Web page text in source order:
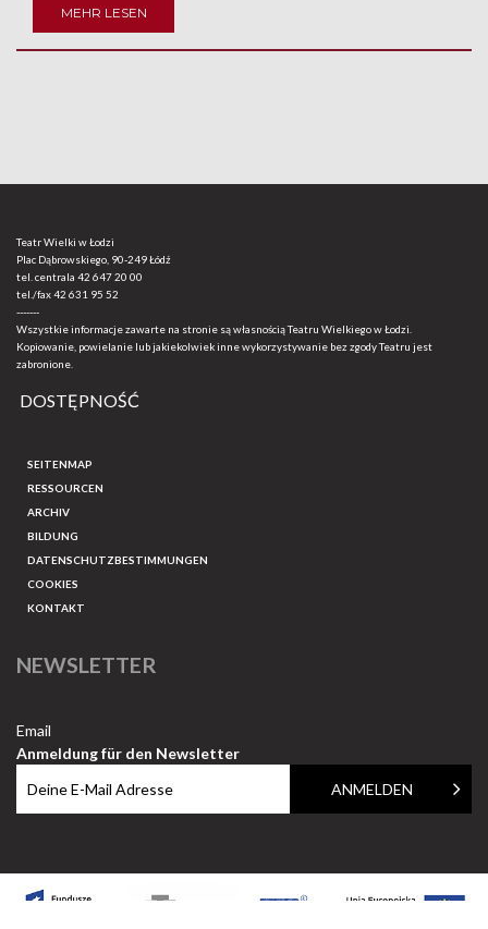
MEHR LESEN
Teatr Wielki w Łodzi
Plac Dąbrowskiego, 90-249 Łódź
tel. centrala 42 647 20 00
tel./fax42 631 95 52
-------
Wszystkie informacje zawarte na stronie są własnością Teatru Wielkiego w Łodzi.
Kopiowanie, powielanie lub jakiekolwiek inne wykorzystywanie bez zgody Teatru jest
zabronione.
DOSTĘPNOŚĆ
SEITENMAP
RESSOURCEN
ARCHIV
BILDUNG
DATENSCHUTZBESTIMMUNGEN
COOKIES
KONTAKT
NEWSLETTER
Email
Anmeldung für den Newsletter